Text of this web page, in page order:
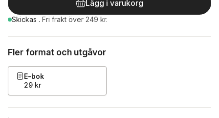
Lägg i varukorg
Skickas . Fri frakt över 249 kr.
Fler format och utgåvor
E-bok
29 kr